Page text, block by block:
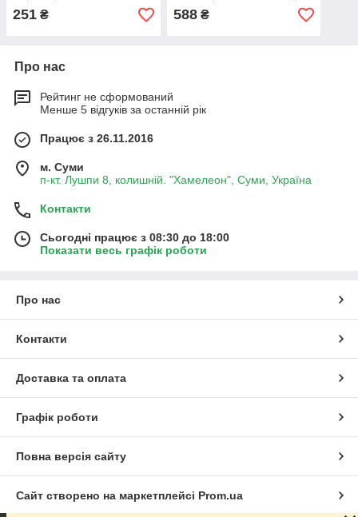
251 ₴ 588₴
Про нас
Рейтинг не сформований
Менше 5 відгуків за останній рік
Працює з 26.11.2016
м. Суми
п-кт. Лушпи 8, колишній. "Хамелеон", Суми, Україна
Контакти
Сьогодні працює з 08:30 до 18:00
Показати весь графік роботи
Про нас
Контакти
Доставка та оплата
Графік роботи
Повна версія сайту
Сайт створено на маркетплейсі Prom.ua